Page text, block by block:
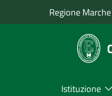
Regione Marche
Istituzione